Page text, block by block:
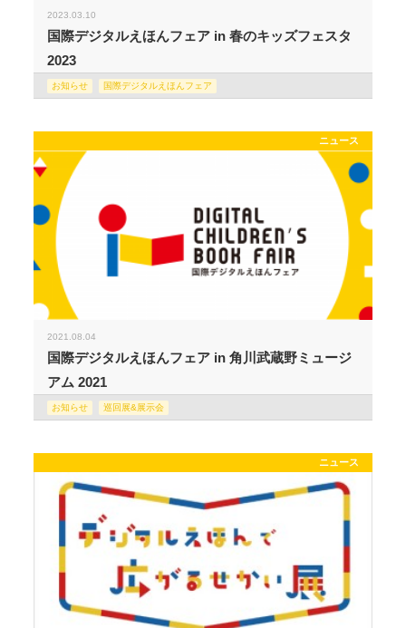
2023.03.10
国際デジタルえほんフェア in 春のキッズフェスタ
2023
お知らせ 国際デジタルえほんフェア
ニュース
2021.08.04
国際デジタルえほんフェア in 角川武蔵野ミュージ
アム 2021
お知らせ 巡回展&展示会
ニュース